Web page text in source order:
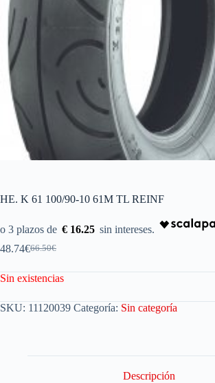
HE. K 61 100/90-10 61M TL REINF
€ 16.25
66.50€
48.74€
Sin existencias
SKU: 11120039 Categoría: Sin categoría
Descripción